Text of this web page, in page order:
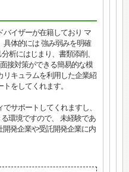
バイザーが在籍しており マ
具体的には 強み弱みを明確
析にはじまり、書類添削、
接対策ができる簡易的な模
リキュラムを利用した企業紹
をしてくれます。
サポートしてくれますし、
環境ですので、 未経験であ
開発企業や受託開発企業に内